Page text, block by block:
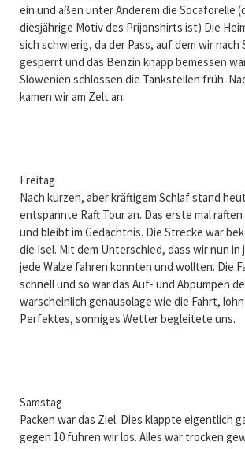
ein und aßen unter Anderem die Socaforelle
diesjährige Motiv des Prijonshirts ist) Die
sich schwierig, da der Pass, auf dem wir nach
gesperrt und das Benzin knapp bemessen
Slowenien schlossen die Tankstellen früh.
kamen wir am Zelt an.
Freitag
Nach kurzen, aber kräftigem Schlaf stand
entspannte Raft Tour an. Das erste mal
und bleibt im Gedächtnis. Die Strecke war
die Isel. Mit dem Unterschied, dass wir nun in
jede Walze fahren konnten und wollten. Die
schnell und so war das Auf- und Abpumpen
warscheinlich genausolage wie die Fahrt,
Perfektes, sonniges Wetter begleitete uns.
Samstag
Packen war das Ziel. Dies klappte eigentlich
gegen 10 fuhren wir los. Alles war trocken